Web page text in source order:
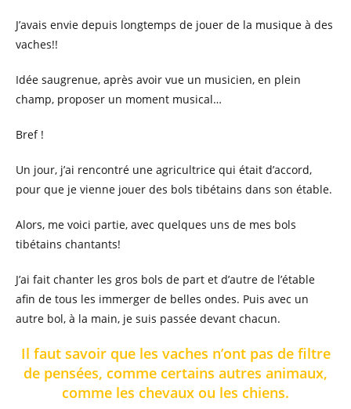
J’avais envie depuis longtemps de jouer de la musique à des
vaches!!
Idée saugrenue, après avoir vue un musicien, en plein
champ, proposer un moment musical…
Bref !
Un jour, j’ai rencontré une agricultrice qui était d’accord,
pour que je vienne jouer des bols tibétains dans son étable.
Alors, me voici partie, avec quelques uns de mes bols
tibétains chantants!
J’ai fait chanter les gros bols de part et d’autre de l’étable
afin de tous les immerger de belles ondes. Puis avec un
autre bol, à la main, je suis passée devant chacun.
Il faut savoir que les vaches n’ont pas de filtre
de pensées, comme certains autres animaux,
comme les chevaux ou les chiens.